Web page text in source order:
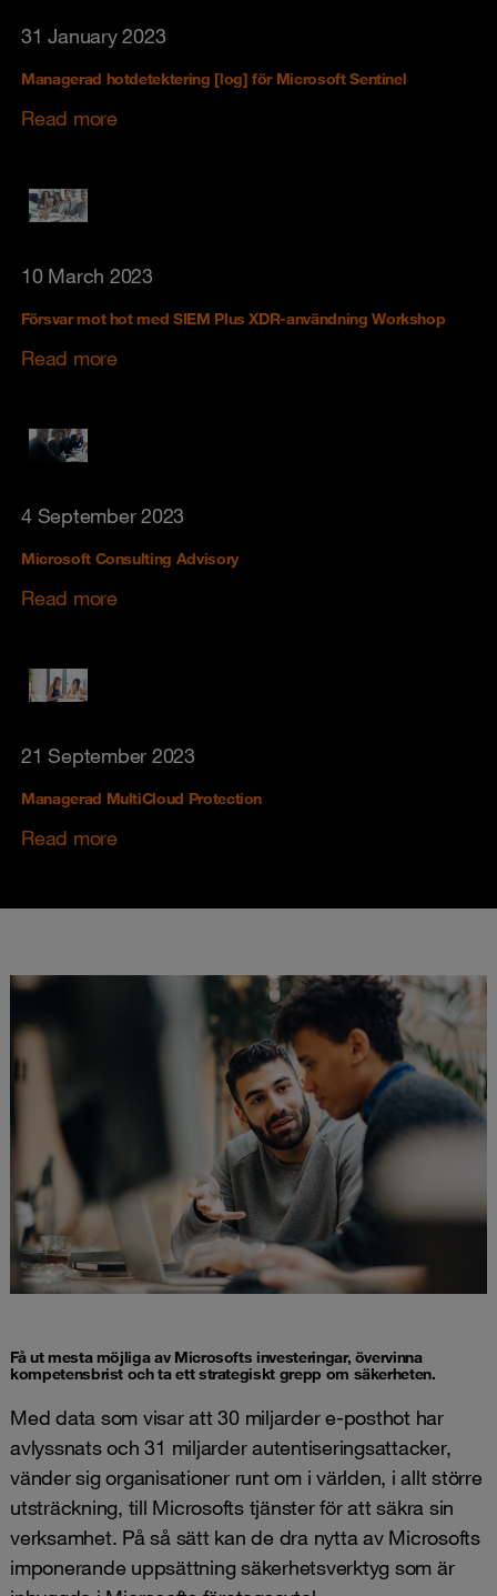
31 January 2023
Managerad hotdetektering [log] för Microsoft Sentinel
Read more
10 March 2023
Försvar mot hot med SIEM Plus XDR-användning Workshop
Read more
4 September 2023
Microsoft Consulting Advisory
Read more
21 September 2023
Managerad MultiCloud Protection
Read more
Få ut mesta möjliga av Microsofts investeringar, övervinna
kompetensbrist och ta ett strategiskt grepp om säkerheten.
Med data som visar att 30 miljarder e-posthot har
avlyssnats och 31 miljarder autentiseringsattacker,
vänder sig organisationer runt om i världen, i allt större
utsträckning, till Microsofts tjänster för att säkra sin
verksamhet. På så sätt kan de dra nytta av Microsofts
imponerande uppsättning säkerhetsverktyg som är